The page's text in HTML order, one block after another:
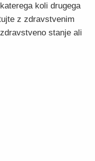
koli drugega
z zdravstvenim
stanje ali